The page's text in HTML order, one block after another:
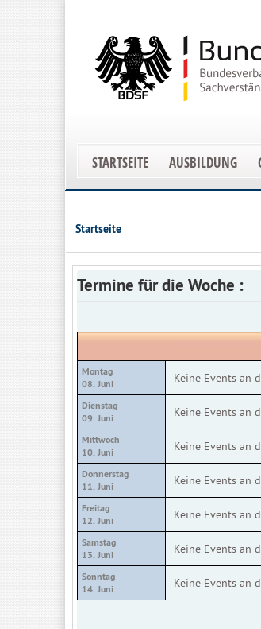
STARTSEITE AUSBILDUNG
Startseite
Termine für die Woche :
Montag
08. Juni
Keine Events an
Dienstag
09. Juni
Keine Events an
Mittwoch
10. Juni
Keine Events an
Donnerstag
11. Juni
Keine Events an
Freitag
12. Juni
Keine Events an
Samstag
13. Juni
Keine Events an
Sonntag
14. Juni
Keine Events an